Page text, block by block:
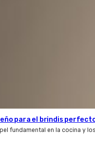
para el brindis
fundamental en la cocina y